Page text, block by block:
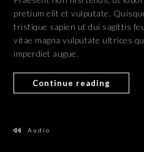
pretium elit et vulputate.
tristique sapien ut dui sagittis
vitae magna vulputate ultrices
imperdiet augue.
Continue reading
Audio